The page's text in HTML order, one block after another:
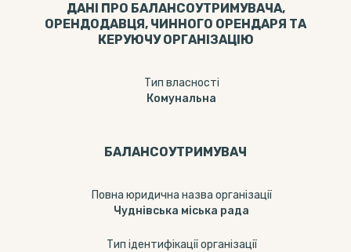
ДАНІ ПРО БАЛАНСОУТРИМУВАЧА,
ОРЕНДОДАВЦЯ, ЧИННОГО ОРЕНДАРЯ ТА
КЕРУЮЧУ ОРГАНІЗАЦІЮ
Тип власності
Комунальна
БАЛАНСОУТРИМУВАЧ
Повна юридична назва організації
Чуднівська міська рада
Тип ідентифікації організації